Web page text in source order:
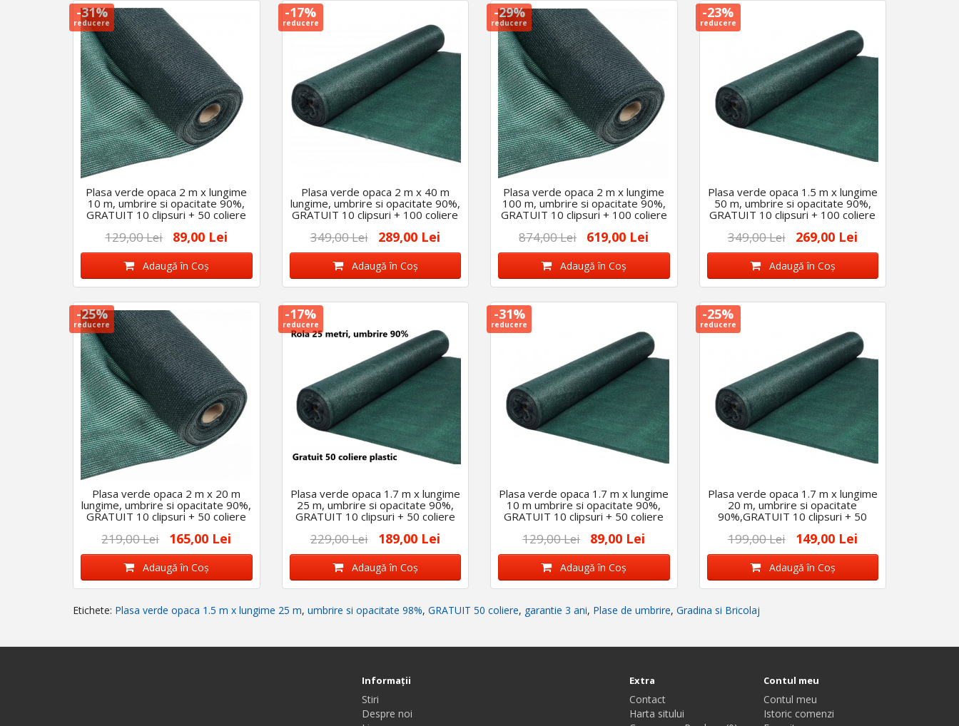
-31%
reducere
Plasa verde opaca 2 m x lungime
10 m, umbrire si opacitate 90%,
GRATUIT 10 clipsuri + 50 coliere
129,00 Lei 89,00 Lei
Adaugă în Coş
-17%
reducere
Plasa verde opaca 2 m x 40 m
lungime, umbrire si opacitate 90%,
GRATUIT 10 clipsuri + 100 coliere
349,00 Lei 289,00 Lei
Adaugă în Coş
-29%
reducere
Plasa verde opaca 2 m x lungime
100 m, umbrire si opacitate 90%,
GRATUIT 10 clipsuri + 100 coliere
874,00 Lei 619,00 Lei
Adaugă în Coş
-23%
reducere
Plasa verde opaca 1.5 m x lungime
50 m, umbrire si opacitate 90%,
GRATUIT 10 clipsuri + 100 coliere
349,00 Lei 269,00 Lei
Adaugă în Coş
-25%
reducere
Plasa verde opaca 2 m x 20 m
lungime, umbrire si opacitate 90%,
GRATUIT 10 clipsuri + 50 coliere
219,00 Lei 165,00 Lei
Adaugă în Coş
-17%
reducere
Plasa verde opaca 1.7 m x lungime
25 m, umbrire si opacitate 90%,
GRATUIT 10 clipsuri + 50 coliere
229,00 Lei 189,00 Lei
Adaugă în Coş
-31%
reducere
Plasa verde opaca 1.7 m x lungime
10 m umbrire si opacitate 90%,
GRATUIT 10 clipsuri + 50 coliere
129,00 Lei 89,00 Lei
Adaugă în Coş
-25%
reducere
Plasa verde opaca 1.7 m x lungime
20 m, umbrire si opacitate
90%,GRATUIT 10 clipsuri + 50
199,00 Lei 149,00 Lei
Adaugă în Coş
Etichete: Plasa verde opaca 1.5 m x lungime 25 m, umbrire si opacitate 98%, GRATUIT 50 coliere, garantie 3 ani, Plase de umbrire, Gradina si Bricolaj
Informaţii
Stiri
Despre noi
Extra
Contact
Harta sitului
Contul meu
Contul meu
Istoric comenzi